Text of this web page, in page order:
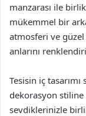
manzarası ile
mükemmel bir
atmosferi ve
anlarını
Tesisin iç
dekorasyon
sevdiklerinizle